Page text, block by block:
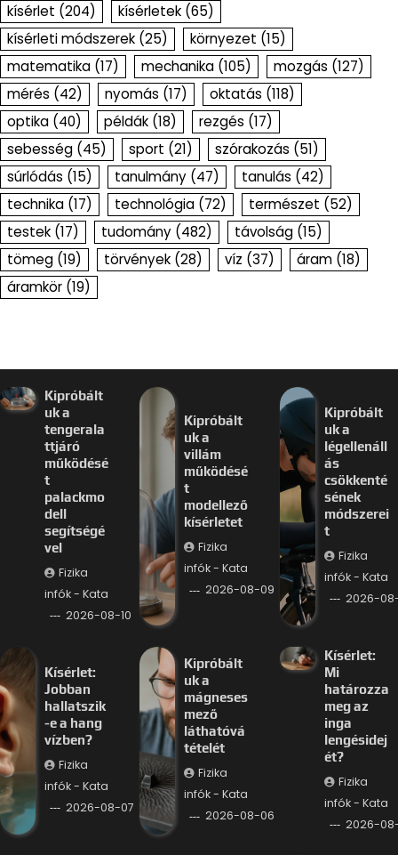
kísérlet (204) kísérletek (65)
kísérleti módszerek (25) környezet (15)
matematika (17) mechanika (105) mozgás (127)
mérés (42) nyomás (17) oktatás (118)
optika (40) példák (18) rezgés (17)
sebesség (45) sport (21) szórakozás (51)
súrlódás (15) tanulmány (47) tanulás (42)
technika (17) technológia (72) természet (52)
testek (17) tudomány (482) távolság (15)
tömeg (19) törvények (28) víz (37) áram (18)
áramkör (19)
Kipróbált
uk a
tengerala
ttjáró
működésé
t
palackmo
dell
segítségé
vel
Fizika
infók - Kata
2026-08-10
Kipróbált
uk a
villám
működésé
t
modellező
kísérletet
Fizika
infók - Kata
2026-08-09
Kipróbált
uk a
légellenáll
ás
csökkenté
sének
módszerei
t
Fizika
infók - Kata
2026-
Kísérlet:
Jobban
hallatszik
-e a hang
vízben?
Fizika
infók - Kata
2026-08-07
Kipróbált
uk a
mágneses
mező
láthatóvá
tételét
Fizika
infók - Kata
2026-08-06
Kísérlet:
Mi
határozza
meg az
inga
lengésidej
ét?
Fizika
infók - Kata
2026-